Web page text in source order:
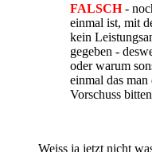
FALSCH-
einmal ist, mit
kein
gegeben -
oder warum
einmal das
Vorschuss
Weiss ja jetzt nicht